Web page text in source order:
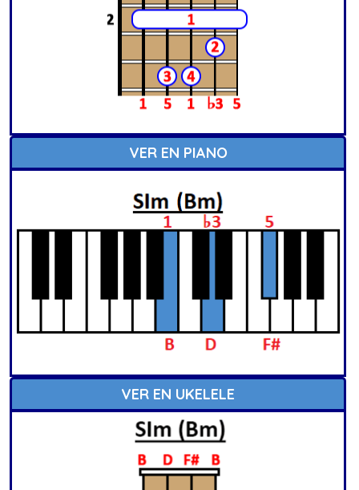
VER EN PIANO
VER EN UKELELE